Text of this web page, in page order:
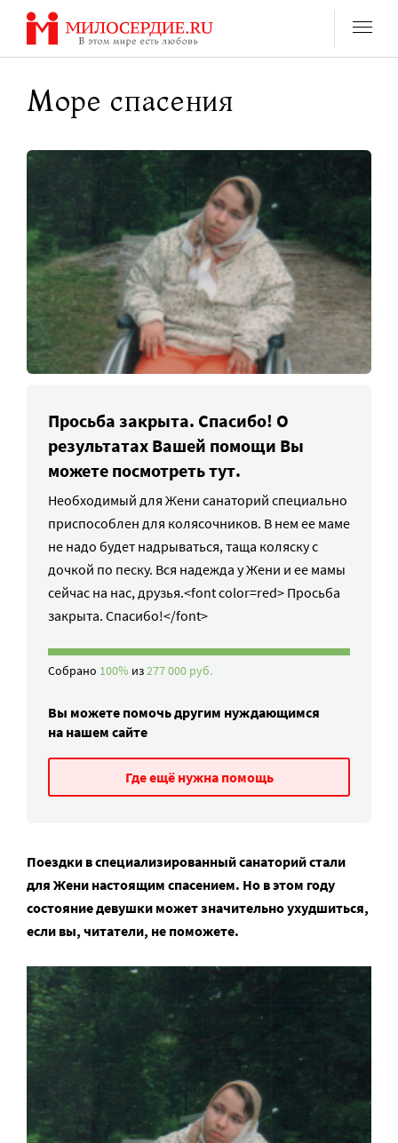
Перейти
содержанию
Море спасения
Просьба закрыта. Спасибо! О
результатах Вашей помощи Вы
можете посмотреть тут.
Необходимый для Жени санаторий специально
приспособлен для колясочников. В нем ее маме
не надо будет надрываться, таща коляску с
дочкой по песку. Вся надежда у Жени и ее мамы
сейчас на нас, друзья.<font color=red> Просьба
закрыта. Спасибо!</font>
Собрано 100% из277 000 руб.
Вы можете помочь другим нуждающимся
на нашем сайте
Где ещё нужна помощь
Поездки в специализированный санаторий стали
для Жени настоящим спасением. Но в этом году
состояние девушки может значительно ухудшиться,
если вы, читатели, не поможете.